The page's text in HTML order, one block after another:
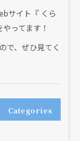
サイト『 くら
ってます！
で、ぜひ見てく
Categories